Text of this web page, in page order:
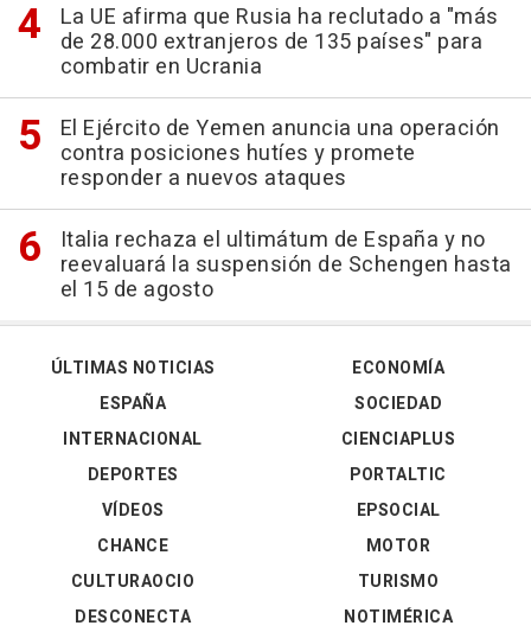
La UE afirma que Rusia ha reclutado a "más
de 28.000 extranjeros de 135 países" para
combatir en Ucrania
El Ejército de Yemen anuncia una operación
contra posiciones hutíes y promete
responder a nuevos ataques
Italia rechaza el ultimátum de España y no
reevaluará la suspensión de Schengen hasta
el 15 de agosto
ÚLTIMAS NOTICIAS
ESPAÑA
INTERNACIONAL
DEPORTES
VÍDEOS
ECONOMÍA
SOCIEDAD
CIENCIAPLUS
PORTALTIC
EPSOCIAL
CHANCE
CULTURAOCIO
DESCONECTA
MOTOR
TURISMO
NOTIMÉRICA